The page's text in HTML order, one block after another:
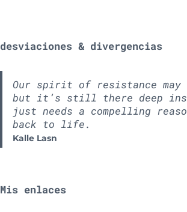
desviaciones & divergencias
Our spirit of resistance may
but it’s still there deep
just needs a compelling
back to life.
Kalle Lasn
Mis enlaces